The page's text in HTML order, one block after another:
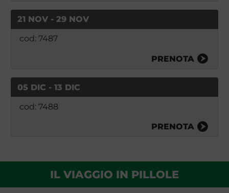
21 NOV - 29 NOV
cod: 7487
PRENOTA
05 DIC - 13 DIC
cod: 7488
PRENOTA
IL VIAGGIO IN PILLOLE